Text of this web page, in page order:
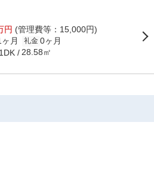
円 (管理費等：15,000円)
ヶ月 礼金 0ヶ月
1DK 28.58㎡